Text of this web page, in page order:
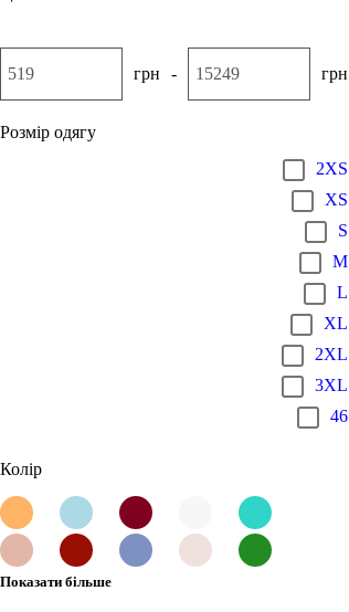
грн - грн
Розмір одягу
2XS
XS
S
M
L
XL
2XL
3XL
46
Колір
Показати більше